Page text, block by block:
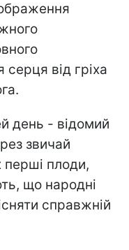
від гріха
день - відомий
звичай
перші плоди,
що народні
справжній